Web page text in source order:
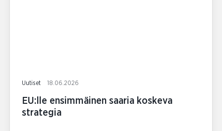
Uutiset 18.06.2026
EU:lle ensimmäinen saaria koskeva
strategia